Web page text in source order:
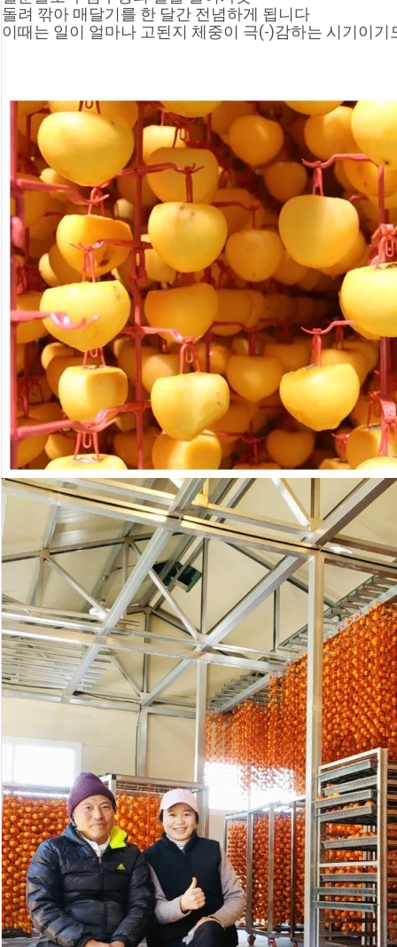
돌려 깎아 매달기를 한 달간 전념하게 됩니다
이때는 일이 얼마나 고된지 체중이 극(-)감하는 시기이기